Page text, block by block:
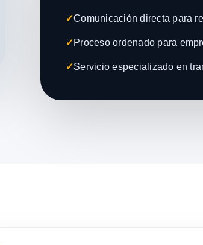
✓Comunicación directa para
✓Proceso ordenado para
✓Servicio especializado en